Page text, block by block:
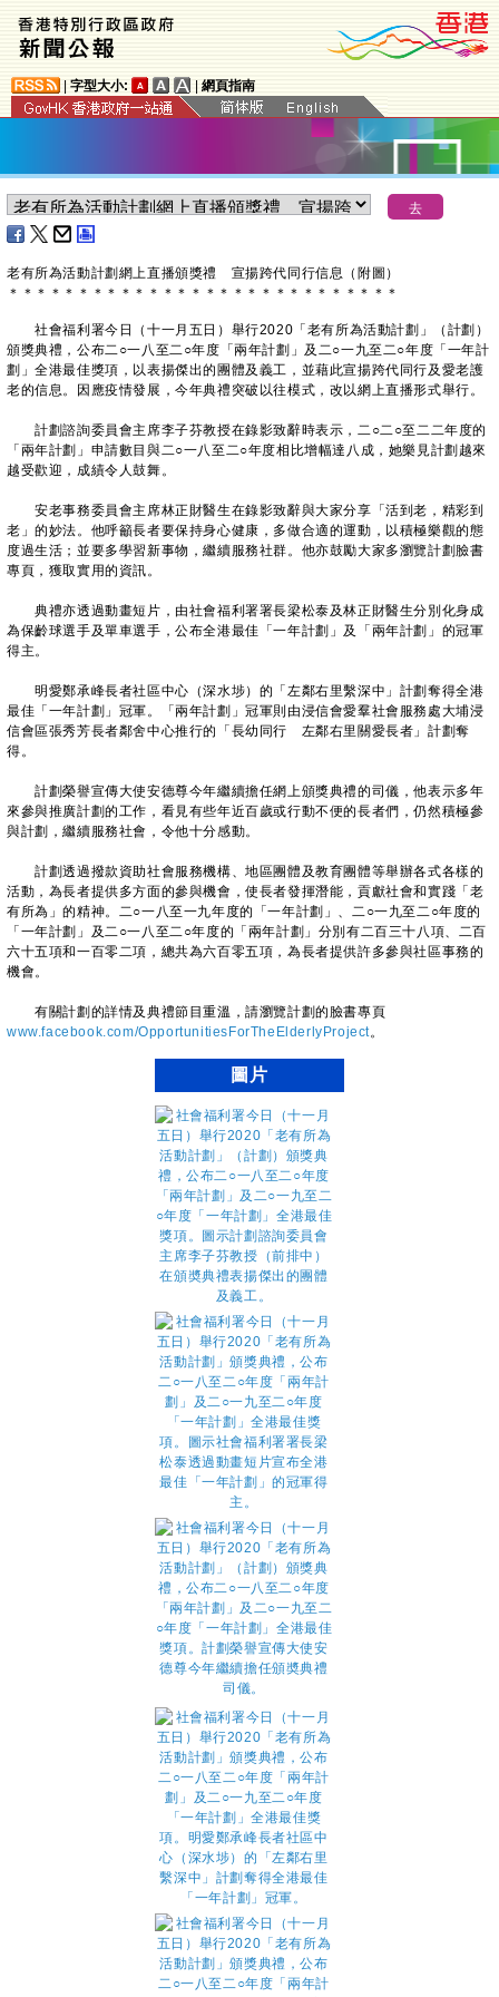
字型大小: 網頁指南
老有所為活動計劃網上直播頒獎禮 宣揚跨代同行信息（附圖）
＊ ＊ ＊ ＊ ＊ ＊ ＊ ＊ ＊ ＊ ＊ ＊ ＊ ＊ ＊ ＊ ＊ ＊ ＊ ＊ ＊ ＊ ＊ ＊ ＊ ＊ ＊ ＊
社會福利署今日（十一月五日）舉行2020「老有所為活動計劃」（計劃）
頒獎典禮，公布二○一八至二○年度「兩年計劃」及二○一九至二○年度「一年計
劃」全港最佳獎項，以表揚傑出的團體及義工，並藉此宣揚跨代同行及愛老護
老的信息。因應疫情發展，今年典禮突破以往模式，改以網上直播形式舉行。
計劃諮詢委員會主席李子芬教授在錄影致辭時表示，二○二○至二二年度的
「兩年計劃」申請數目與二○一八至二○年度相比增幅達八成，她樂見計劃越來
越受歡迎，成績令人鼓舞。
安老事務委員會主席林正財醫生在錄影致辭與大家分享「活到老，精彩到
老」的妙法。他呼籲長者要保持身心健康，多做合適的運動，以積極樂觀的態
度過生活；並要多學習新事物，繼續服務社群。他亦鼓勵大家多瀏覽計劃臉書
專頁，獲取實用的資訊。
典禮亦透過動畫短片，由社會福利署署長梁松泰及林正財醫生分別化身成
為保齡球選手及單車選手，公布全港最佳「一年計劃」及「兩年計劃」的冠軍
得主。
明愛鄭承峰長者社區中心（深水埗）的「左鄰右里繫深中」計劃奪得全港
最佳「一年計劃」冠軍。「兩年計劃」冠軍則由浸信會愛羣社會服務處大埔浸
信會區張秀芳長者鄰舍中心推行的「長幼同行 左鄰右里關愛長者」計劃奪
得。
計劃榮譽宣傳大使安德尊今年繼續擔任網上頒獎典禮的司儀，他表示多年
來參與推廣計劃的工作，看見有些年近百歲或行動不便的長者們，仍然積極參
與計劃，繼續服務社會，令他十分感動。
計劃透過撥款資助社會服務機構、地區團體及教育團體等舉辦各式各樣的
活動，為長者提供多方面的參與機會，使長者發揮潛能，貢獻社會和實踐「老
有所為」的精神。二○一八至一九年度的「一年計劃」、二○一九至二○年度的
「一年計劃」及二○一八至二○年度的「兩年計劃」分別有二百三十八項、二百
六十五項和一百零二項，總共為六百零五項，為長者提供許多參與社區事務的
機會。
有關計劃的詳情及典禮節目重溫，請瀏覽計劃的臉書專頁
www.facebook.com/OpportunitiesForTheElderlyProject。
圖片